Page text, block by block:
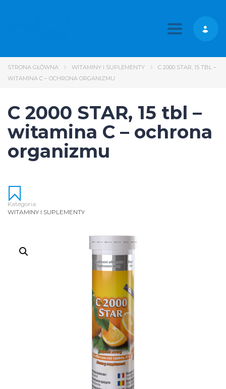
Toggle
STRONA GŁÓWNA WITAMINY I SUPLEMENTY
C 2000 STAR, 15 TBL –
WITAMINA C – OCHRONA ORGANIZMU
C 2000 STAR, 15 tbl –
witamina C – ochrona
organizmu
Kategoria:
WITAMINY I SUPLEMENTY